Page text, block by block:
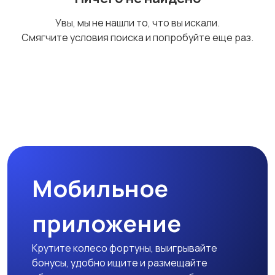
Продажа квартиры
Увы, мы не нашли то, что вы искали.
Смягчите условия поиска и попробуйте еще раз.
Мобильное
приложение
Крутите колесо фортуны, выигрывайте
бонусы, удобно ищите и размещайте